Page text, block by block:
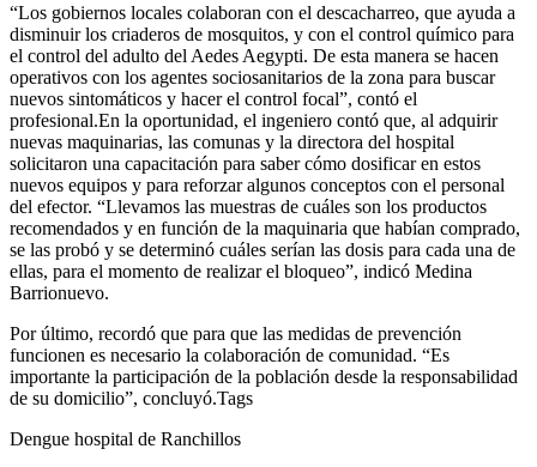
“Los gobiernos locales colaboran con el descacharreo, que ayuda a
disminuir los criaderos de mosquitos, y con el control químico para
el control del adulto del Aedes Aegypti. De esta manera se hacen
operativos con los agentes sociosanitarios de la zona para buscar
nuevos sintomáticos y hacer el control focal”, contó el
profesional.En la oportunidad, el ingeniero contó que, al adquirir
nuevas maquinarias, las comunas y la directora del hospital
solicitaron una capacitación para saber cómo dosificar en estos
nuevos equipos y para reforzar algunos conceptos con el personal
del efector. “Llevamos las muestras de cuáles son los productos
recomendados y en función de la maquinaria que habían comprado,
se las probó y se determinó cuáles serían las dosis para cada una de
ellas, para el momento de realizar el bloqueo”, indicó Medina
Barrionuevo.
Por último, recordó que para que las medidas de prevención
funcionen es necesario la colaboración de comunidad. “Es
importante la participación de la población desde la responsabilidad
de su domicilio”, concluyó.Tags
Dengue hospital de Ranchillos